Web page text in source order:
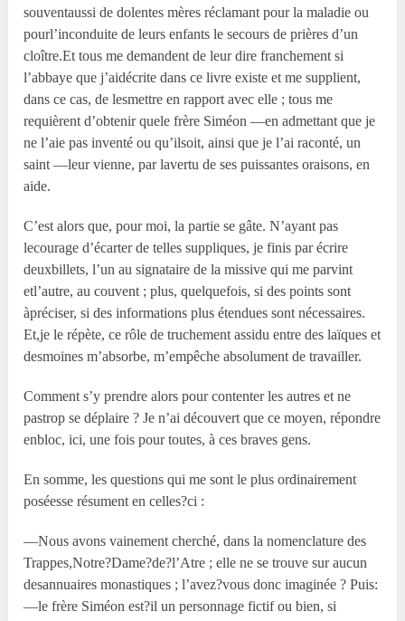
souventaussi de dolentes mères réclamant pour la maladie ou
pourl’inconduite de leurs enfants le secours de prières d’un
cloître.Et tous me demandent de leur dire franchement si
l’abbaye que j’aidécrite dans ce livre existe et me supplient,
dans ce cas, de lesmettre en rapport avec elle ; tous me
requièrent d’obtenir quele frère Siméon —en admettant que je
ne l’aie pas inventé ou qu’ilsoit, ainsi que je l’ai raconté, un
saint —leur vienne, par lavertu de ses puissantes oraisons, en
aide.
C’est alors que, pour moi, la partie se gâte. N’ayant pas
lecourage d’écarter de telles suppliques, je finis par écrire
deuxbillets, l’un au signataire de la missive qui me parvint
etl’autre, au couvent ; plus, quelquefois, si des points sont
àpréciser, si des informations plus étendues sont nécessaires.
Et,je le répète, ce rôle de truchement assidu entre des laïques et
desmoines m’absorbe, m’empêche absolument de travailler.
Comment s’y prendre alors pour contenter les autres et ne
pastrop se déplaire ? Je n’ai découvert que ce moyen, répondre
enbloc, ici, une fois pour toutes, à ces braves gens.
En somme, les questions qui me sont le plus ordinairement
poséesse résument en celles?ci :
—Nous avons vainement cherché, dans la nomenclature des
Trappes,Notre?Dame?de?l’Atre ; elle ne se trouve sur aucun
desannuaires monastiques ; l’avez?vous donc imaginée ? Puis:
—le frère Siméon est?il un personnage fictif ou bien, si